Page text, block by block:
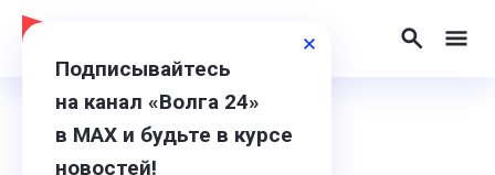
27 февраля 2024, 18:19
Подписывайтесь
на канал «Волга 24»
в МАХ и будьте в курсе
новостей!